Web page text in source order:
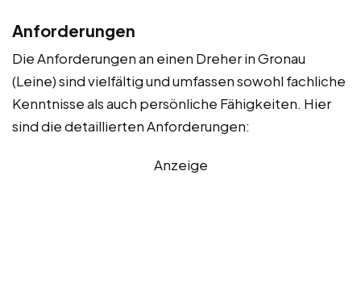
Anforderungen
Die Anforderungen an einen Dreher in Gronau
(Leine) sind vielfältig und umfassen sowohl fachliche
Kenntnisse als auch persönliche Fähigkeiten. Hier
sind die detaillierten Anforderungen:
Anzeige